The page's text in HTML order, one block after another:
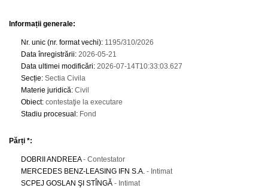
Informații generale:
Nr. unic (nr. format vechi): 1195/310/2026
Data înregistrării: 2026-05-21
Data ultimei modificări: 2026-07-14T10:33:03.627
Secție: Sectia Civila
Materie juridică: Civil
Obiect: contestaţie la executare
Stadiu procesual : Fond
Părți *:
DOBRII ANDREEA- Contestator
MERCEDES BENZ-LEASING IFN S.A. - Intimat
SCPEJ GOSLAN ŞI STÎNGĂ - Intimat